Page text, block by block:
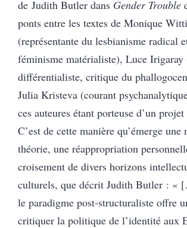
de Judith Butler dans Gender Trouble
ponts entre les textes de Monique
(représentante du lesbianisme radical
féminisme matérialiste), Luce
différentialiste, critique du
Julia Kristeva (courant
ces auteures étant porteuse d’un
C’est de cette manière qu’émerge une
théorie, une réappropriation
croisement de divers horizons
culturels, que décrit Judith Butler : «
le paradigme post-structuraliste offre
critiquer la politique de l’identité aux